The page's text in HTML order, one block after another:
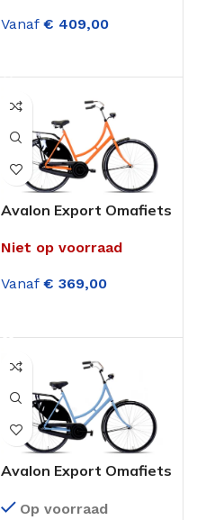
Vanaf € 409,00
Avalon Export Omafiets
Niet op voorraad
Vanaf € 369,00
Avalon Export Omafiets
Op voorraad